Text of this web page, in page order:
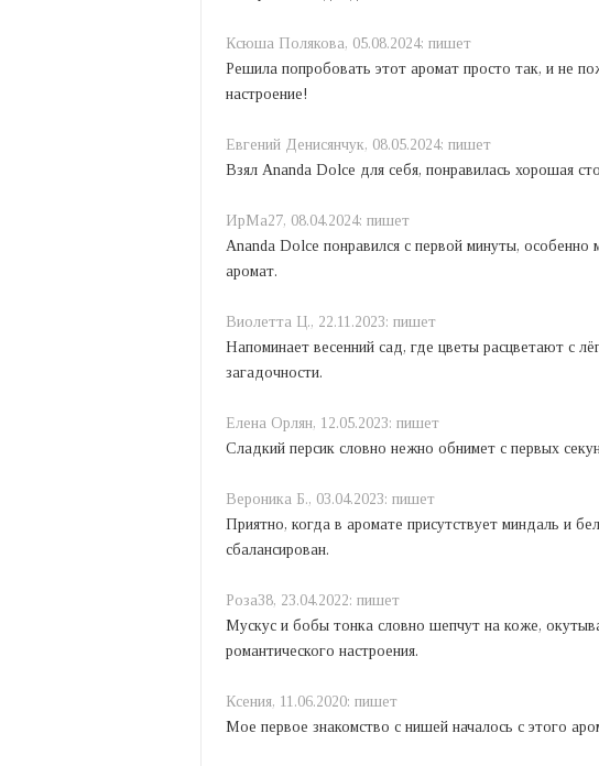
Ксюша Полякова, 05.08.2024: пишет
Решила попробовать этот аромат просто так, и не
настроение!
Евгений Денисянчук, 08.05.2024: пишет
Взял Ananda Dolce для себя, понравилась хорошая
ИрMа27, 08.04.2024: пишет
Ananda Dolce понравился с первой минуты, особенно
аромат.
Виолетта Ц., 22.11.2023: пишет
Напоминает весенний сад, где цветы расцветают с
загадочности.
Елена Орлян, 12.05.2023: пишет
Сладкий персик словно нежно обнимет с первых
Вероника Б., 03.04.2023: пишет
Приятно, когда в аромате присутствует миндаль и
сбалансирован.
Роза38, 23.04.2022: пишет
Мускус и бобы тонка словно шепчут на коже,
романтического настроения.
Ксения, 11.06.2020: пишет
Мое первое знакомство с нишей началось с этого